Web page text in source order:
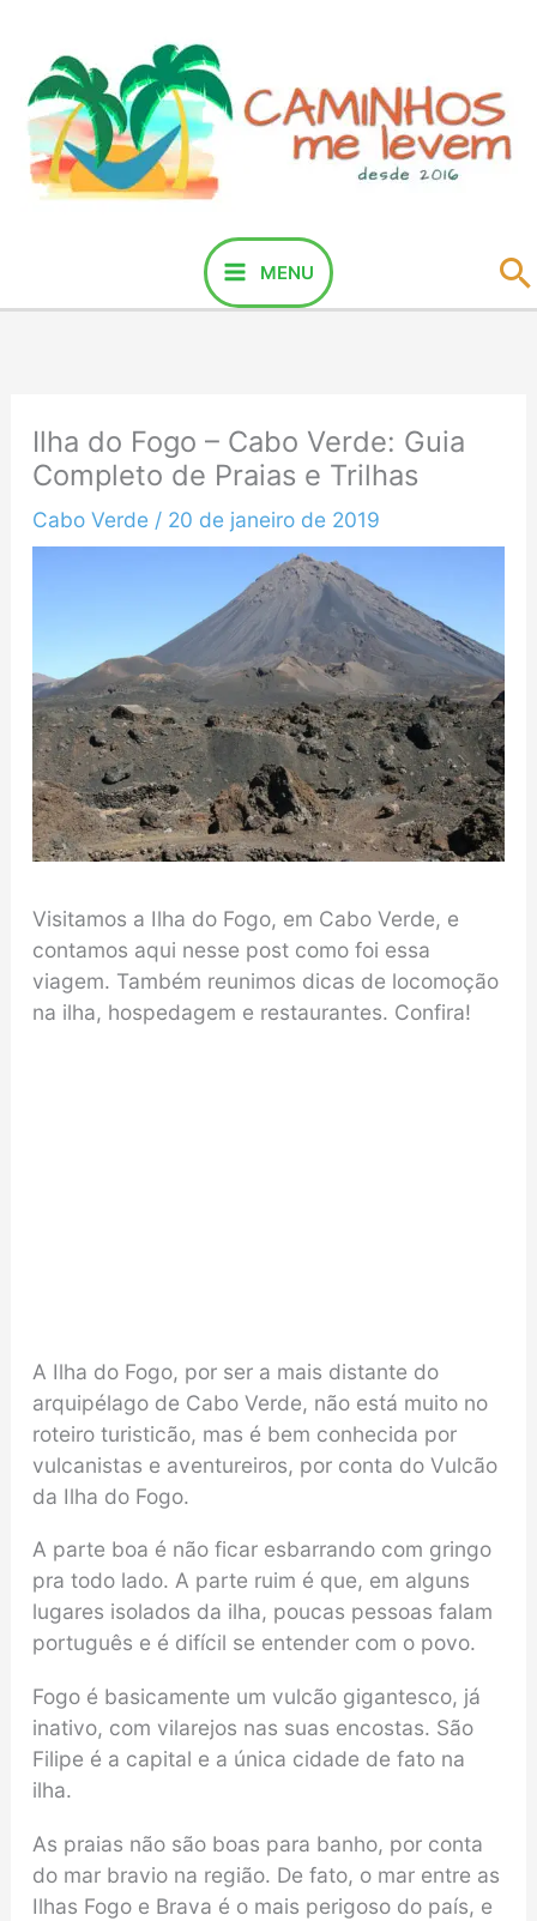
conteúdo
MENU
Ilha do Fogo – Cabo Verde: Guia
Completo de Praias e Trilhas
Cabo Verde/ 20 de janeiro de 2019
Visitamos a Ilha do Fogo, em Cabo Verde, e
contamos aqui nesse post como foi essa
viagem. Também reunimos dicas de locomoção
na ilha, hospedagem e restaurantes. Confira!
A Ilha do Fogo, por ser a mais distante do
arquipélago de Cabo Verde, não está muito no
roteiro turisticão, mas é bem conhecida por
vulcanistas e aventureiros, por conta do Vulcão
da Ilha do Fogo.
A parte boa é não ficar esbarrando com gringo
pra todo lado. A parte ruim é que, em alguns
lugares isolados da ilha, poucas pessoas falam
português e é difícil se entender com o povo.
Fogo é basicamente um vulcão gigantesco, já
inativo, com vilarejos nas suas encostas. São
Filipe é a capital e a única cidade de fato na
ilha.
As praias não são boas para banho, por conta
do mar bravio na região. De fato, o mar entre as
Ilhas Fogo e Brava é o mais perigoso do país, e